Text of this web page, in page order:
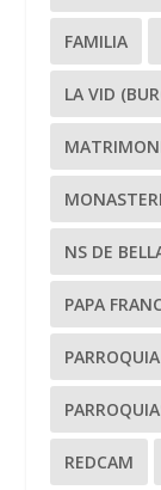
FAMILIA
LA VID
NS DE
PAPA
REDCAM